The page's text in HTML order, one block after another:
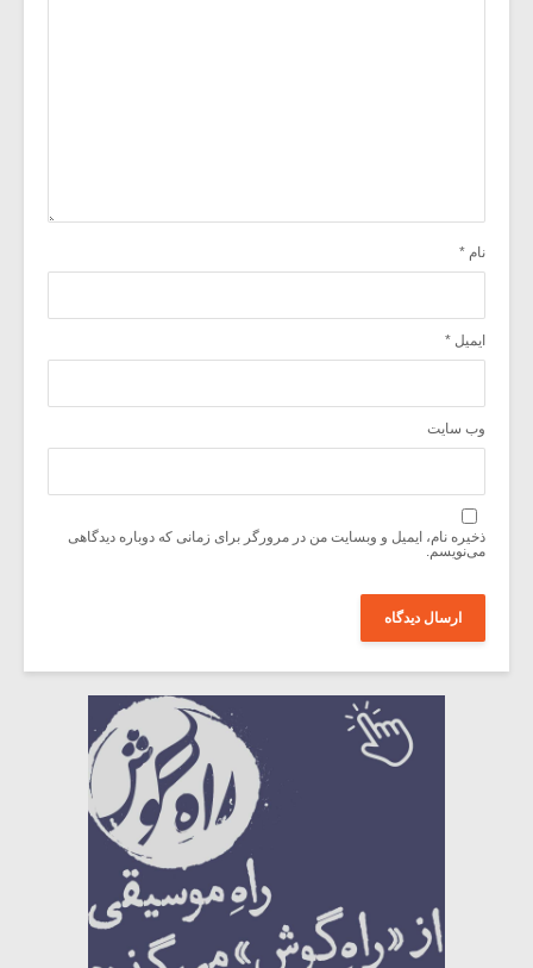
نام *
ایمیل *
وب‌ سایت
ذخیره نام، ایمیل و وبسایت من در مرورگر برای زمانی که دوباره دیدگاهی
می‌نویسم.